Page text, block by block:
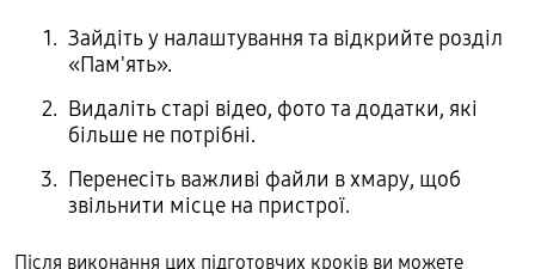
Зайдіть у налаштування та відкрийте розділ
«Пам'ять».
Видаліть старі відео, фото та додатки, які
більше не потрібні.
Перенесіть важливі файли в хмару, щоб
звільнити місце на пристрої.
Після виконання цих підготовчих кроків ви можете